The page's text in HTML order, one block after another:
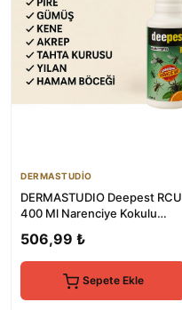
DERMASTUDİO
DERMASTUDIO Deepest RCU
400 Ml Narenciye Kokulu
506,99 ₺
Sepete Ekle